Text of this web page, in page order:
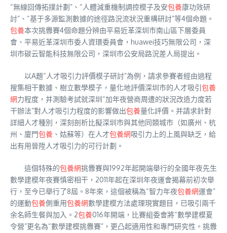
“無線回傳拓撲計劃”、“人體減重機制調控模子及安包養康功效研
討”、“基于多源監測數據的途徑路況流狀況重構研討”等4個命題。
包養本次挑釁賽4個命題分辨由平易近革深圳市南山區下層委員
會、平易近革深圳市委人資環委員會，huawei技巧無限公司，深
圳市碳云智能科技無限公司，深圳市公安局路況差人局提出。
以A題“人才吸引力評價模子研討”為例，請求參賽者經由過程
搜集相干數據、樹立數學模子，量化地評價深圳市的人才吸引包養
網力程度，并測驗考試就深圳“加年夜營商周遭的狀況改造力度若
干辦法”對人才吸引力程度的影響做出包養量化評價。并請求針對
詳細人才種別，深刻剖析比擬深圳市與其他同類城市（如廣州、杭
州、廈門包養 、姑蘇等）在人才包養網吸引力上的上風與缺乏，給
出有用晉陞人才吸引力的可行計劃。
這個特殊的包養網挑釁賽與1992年起開端舉行的全國年夜先生
數學建模年夜賽慎密相干，2011年起在深圳年夜運會揭幕前初次舉
行，至今已舉行了8屆。8年來，這個被稱為“智力年夜包養網運會”
的運動包養側重用包養網數學建模方法處理現實題目，已吸引兩千
余名師生餐與加入。2包養016年開端，比賽組委會將“數學建模夏
令營”更名為“數學建模挑釁賽”，更凸起適用性和專門研究性。挑釁